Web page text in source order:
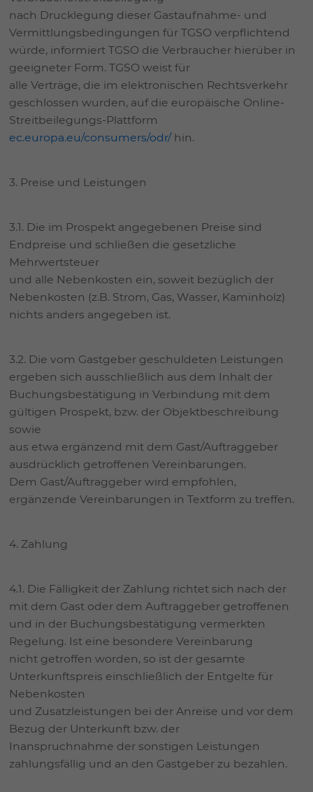
nach Drucklegung dieser Gastaufnahme- und
Vermittlungsbedingungen für TGSO verpflichtend
würde, informiert TGSO die Verbraucher hierüber in
geeigneter Form. TGSO weist für
alle Verträge, die im elektronischen Rechtsverkehr
geschlossen wurden, auf die europäische Online-
Streitbeilegungs-Plattform
ec.europa.eu/consumers/odr/hin.
3. Preise und Leistungen
3.1. Die im Prospekt angegebenen Preise sind
Endpreise und schließen die gesetzliche
Mehrwertsteuer
und alle Nebenkosten ein, soweit bezüglich der
Nebenkosten (z.B. Strom, Gas, Wasser, Kaminholz)
nichts anders angegeben ist.
3.2. Die vom Gastgeber geschuldeten Leistungen
ergeben sich ausschließlich aus dem Inhalt der
Buchungsbestätigung in Verbindung mit dem
gültigen Prospekt, bzw. der Objektbeschreibung
sowie
aus etwa ergänzend mit dem Gast/Auftraggeber
ausdrücklich getroffenen Vereinbarungen.
Dem Gast/Auftraggeber wird empfohlen,
ergänzende Vereinbarungen in Textform zu treffen.
4. Zahlung
4.1. Die Fälligkeit der Zahlung richtet sich nach der
mit dem Gast oder dem Auftraggeber getroffenen
und in der Buchungsbestätigung vermerkten
Regelung. Ist eine besondere Vereinbarung
nicht getroffen worden, so ist der gesamte
Unterkunftspreis einschließlich der Entgelte für
Nebenkosten
und Zusatzleistungen bei der Anreise und vor dem
Bezug der Unterkunft bzw. der
Inanspruchnahme der sonstigen Leistungen
zahlungsfällig und an den Gastgeber zu bezahlen.